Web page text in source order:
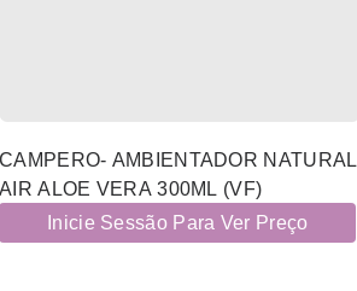
CAMPERO- AMBIENTADOR NATURAL
AIR ALOE VERA 300ML (VF)
Inicie Sessão Para Ver Preço